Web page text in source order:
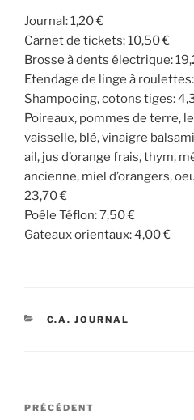
Journal: 1,20 €
Carnet de tickets: 10,50 €
Brosse à dents électrique:
Etendage de linge à
Shampooing, cotons tiges:
Poireaux, pommes de terre,
vaisselle, blé, vinaigre
ail, jus d’orange frais, thym,
ancienne, miel d’orangers,
23,70 €
Poêle Téflon: 7,50 €
Gateaux orientaux: 4,00 €
CATÉGORIES
C.A. JOURNAL
Navigation
Article
PRÉCÉDENT